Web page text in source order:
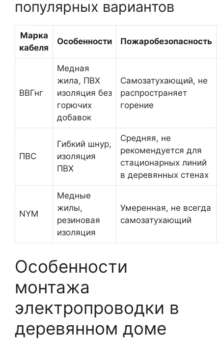
популярных вариантов
Марка
кабеля
Особенности Пожаробезопасность
ВВГнг
Медная
жила, ПВХ
изоляция без
горючих
добавок
Самозатухающий, не
распространяет
горение
ПВС
Гибкий шнур,
изоляция
ПВХ
Средняя, не
рекомендуется для
стационарных линий
в деревянных стенах
NYM
Медные
жилы,
резиновая
изоляция
Умеренная, не всегда
самозатухающий
Особенности
монтажа
электропроводки в
деревянном доме